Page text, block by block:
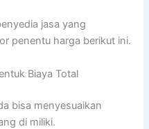
jasa yang
penentu harga berikut ini.
Biaya Total
bisa menyesuaikan
di miliki.